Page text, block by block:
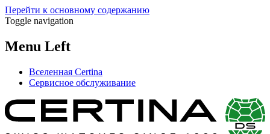
Перейти к основному содержанию
Toggle navigation
Menu Left
Вселенная Certina
Сервисное обслуживание